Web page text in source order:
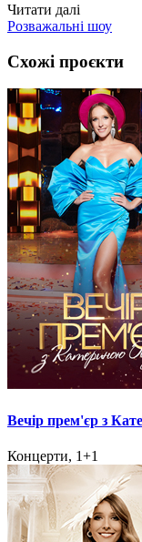
Читати далі
Розважальні шоу
Схожі проєкти
Вечір прем'єр з
Концерти, 1+1